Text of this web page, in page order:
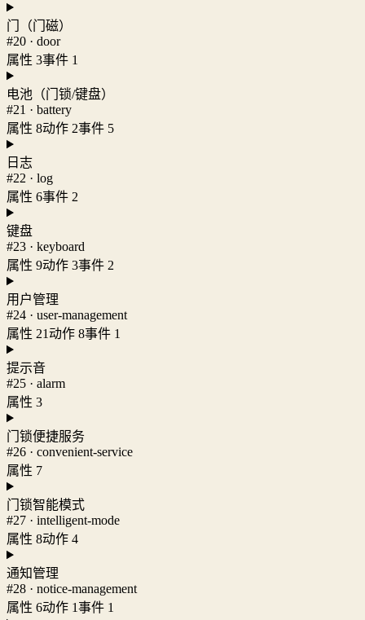
门（门磁）
#20 · door
属性 3事件 1
电池（门锁/键盘）
#21 · battery
属性 8动作 2事件 5
日志
#22 · log
属性 6事件 2
键盘
#23 · keyboard
属性 9动作 3事件 2
用户管理
#24 · user-management
属性 21动作 8事件 1
提示音
#25 · alarm
属性 3
门锁便捷服务
#26 · convenient-service
属性 7
门锁智能模式
#27 · intelligent-mode
属性 8动作 4
通知管理
#28 · notice-management
属性 6动作 1事件 1